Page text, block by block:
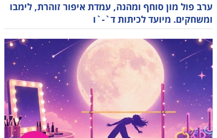
ערב פול מון סוחף ומהנה, עמדת איפור זוהרת, לימבו
ומשחקים. מיועד לכיתות ד`-`ו